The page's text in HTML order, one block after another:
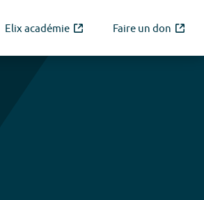
Elix académie Faire un don